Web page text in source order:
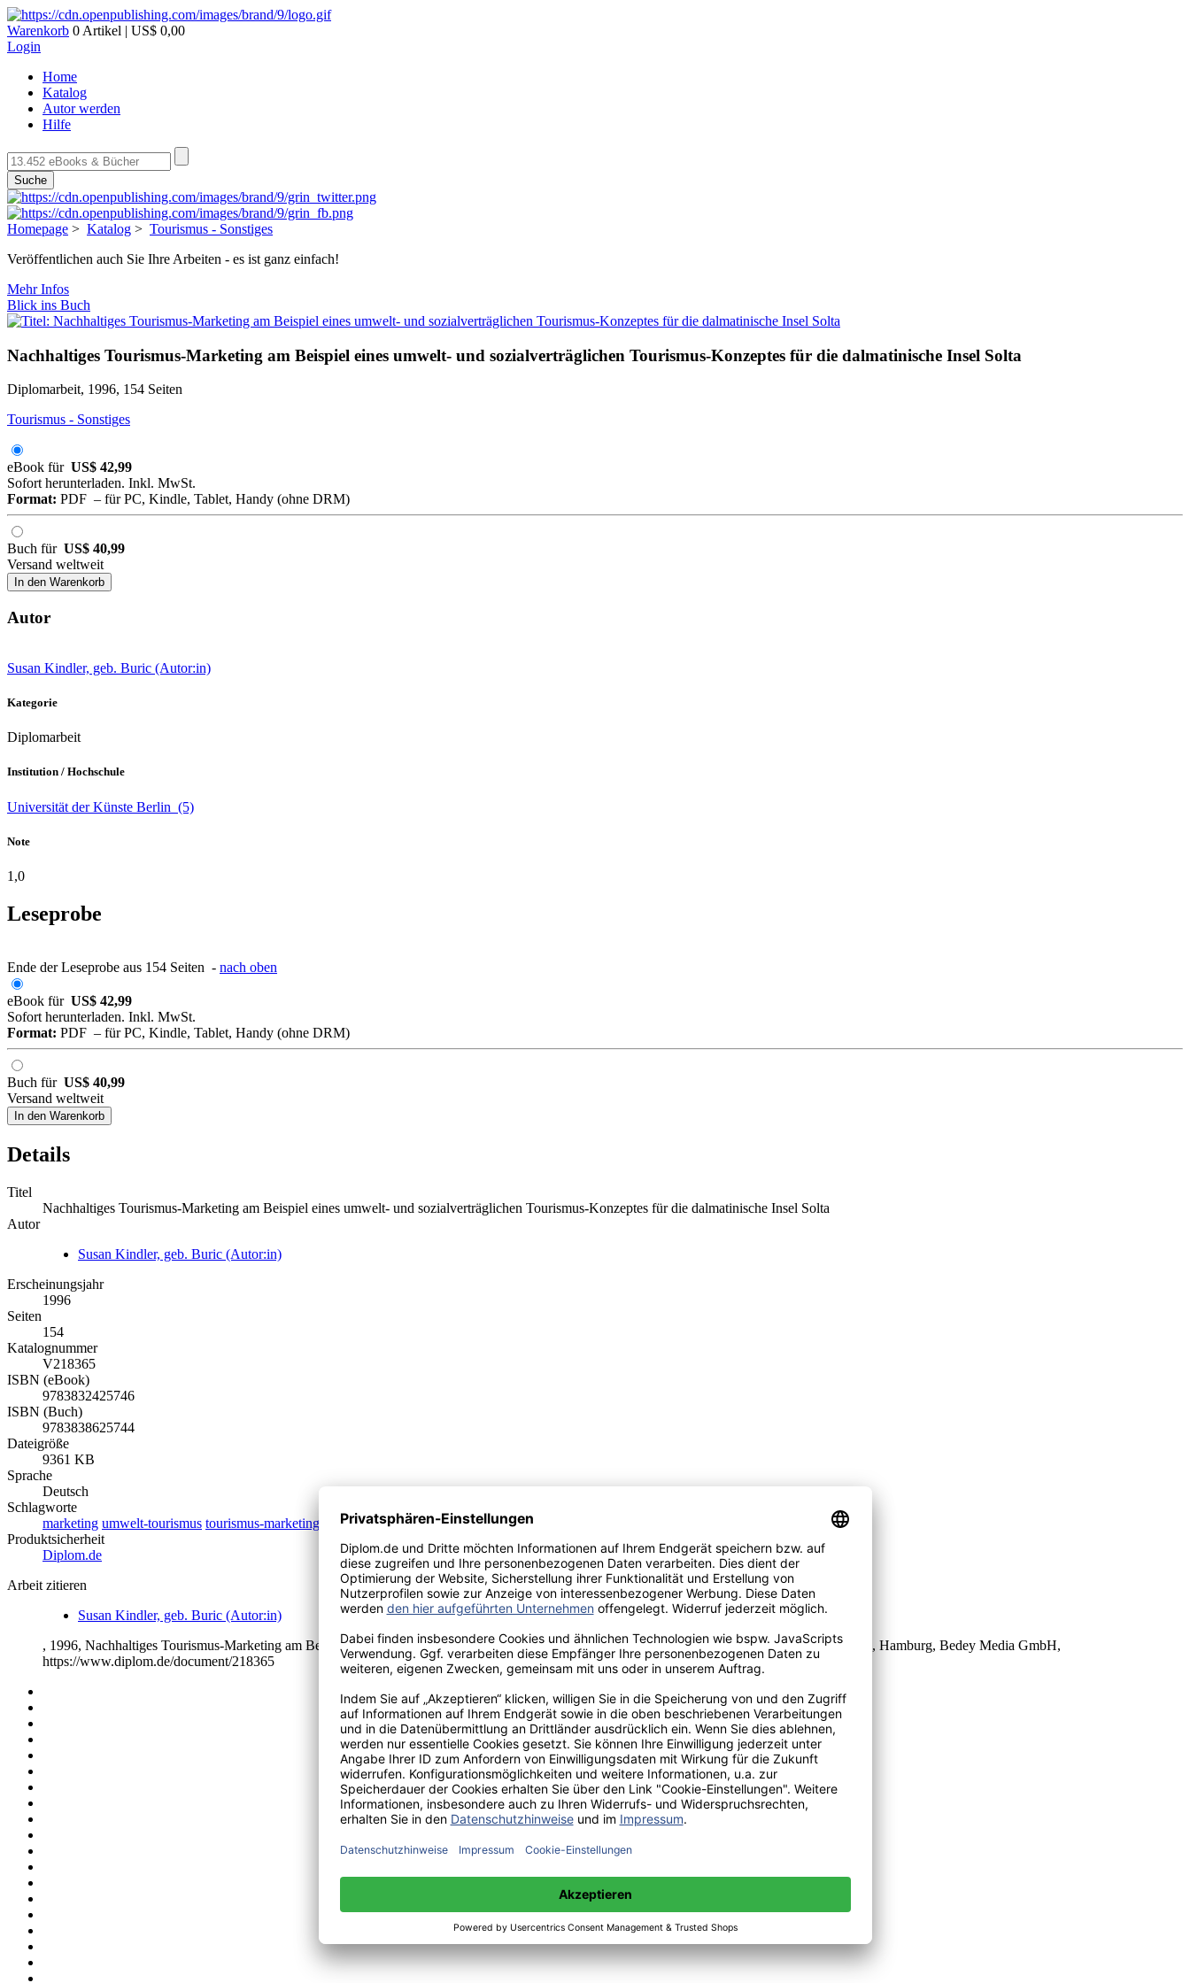
Warenkorb 0 Artikel | US$ 0,00
Login
Home
Katalog
Autor werden
Hilfe
Suche
Homepage > Katalog > Tourismus - Sonstiges
Veröffentlichen auch Sie Ihre Arbeiten - es ist ganz einfach!
Mehr Infos
Blick ins Buch
Nachhaltiges Tourismus-Marketing am Beispiel eines umwelt- und sozialverträglichen Tourismus-Konzeptes für die dalmatinische Insel Solta
Diplomarbeit, 1996, 154 Seiten
Tourismus - Sonstiges
eBook für US$ 42,99
Sofort herunterladen. Inkl. MwSt.
Format: PDF – für PC, Kindle, Tablet, Handy (ohne DRM)
Buch für US$ 40,99
Versand weltweit
In den Warenkorb
Autor
Susan Kindler, geb. Buric (Autor:in)
Kategorie
Diplomarbeit
Institution / Hochschule
Universität der Künste Berlin (5)
Note
1,0
Leseprobe
Ende der Leseprobe aus 154 Seiten - nach oben
eBook für US$ 42,99
Sofort herunterladen. Inkl. MwSt.
Format: PDF – für PC, Kindle, Tablet, Handy (ohne DRM)
Buch für US$ 40,99
Versand weltweit
In den Warenkorb
Details
Titel
Nachhaltiges Tourismus-Marketing am Beispiel eines umwelt- und sozialverträglichen Tourismus-Konzeptes für die dalmatinische Insel Solta
Autor
Susan Kindler, geb. Buric (Autor:in)
Erscheinungsjahr
1996
Seiten
154
Katalognummer
V218365
ISBN (eBook)
9783832425746
ISBN (Buch)
9783838625744
Dateigröße
9361 KB
Sprache
Deutsch
Schlagworte
marketing umwelt-tourismus tourismus-marketing tourismus touristik
Produktsicherheit
Diplom.de
Arbeit zitieren
Susan Kindler, geb. Buric (Autor:in)
, 1996, Nachhaltiges Tourismus-Marketing am Beispiel eines umwelt- und sozialverträglichen Tourismus-Konzeptes für die dalmatinische Insel Solta, Hamburg, Bedey Media GmbH,
https://www.diplom.de/document/218365